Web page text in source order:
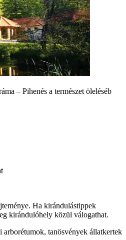
– Pihenés a természet öleléséb
Ha kirándulástippek
kirándulóhely közül válogathat.
arborétumok, tanösvények állatkertek